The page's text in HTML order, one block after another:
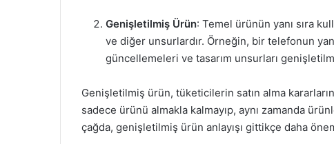
Genişletilmiş Ürün: Temel ürünün yanı sıra
ve diğer unsurlardır. Örneğin, bir telefonun
güncellemeleri ve tasarım unsurları
Genişletilmiş ürün, tüketicilerin satın alma
sadece ürünü almakla kalmayıp, aynı zamanda
çağda, genişletilmiş ürün anlayışı gittikçe daha